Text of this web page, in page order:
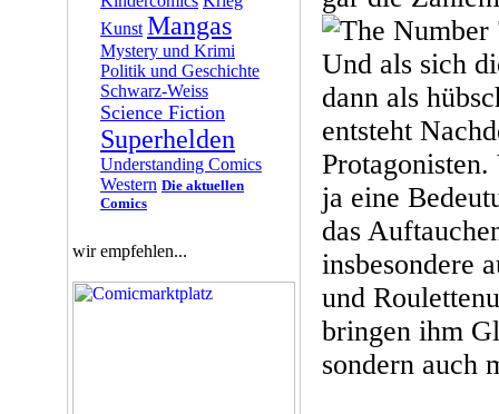
Kunst Mangas
Mystery und Krimi
Politik und Geschichte
Schwarz-Weiss
Science Fiction
Superhelden
Understanding Comics
Western Die aktuellen
Comics
wir empfehlen...
Und als sich
dann als
entsteht
ja eine
das
insbesondere
und
bringen ihm
sondern auch